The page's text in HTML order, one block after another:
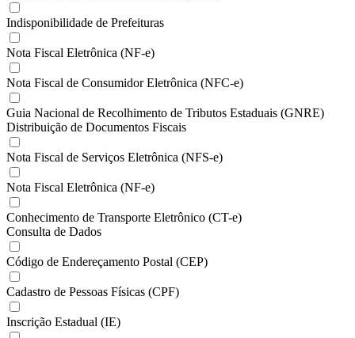
Indisponibilidade de Prefeituras
Nota Fiscal Eletrônica (NF-e)
Nota Fiscal de Consumidor Eletrônica (NFC-e)
Guia Nacional de Recolhimento de Tributos Estaduais (GNRE)
Distribuição de Documentos Fiscais
Nota Fiscal de Serviços Eletrônica (NFS-e)
Nota Fiscal Eletrônica (NF-e)
Conhecimento de Transporte Eletrônico (CT-e)
Consulta de Dados
Código de Endereçamento Postal (CEP)
Cadastro de Pessoas Físicas (CPF)
Inscrição Estadual (IE)